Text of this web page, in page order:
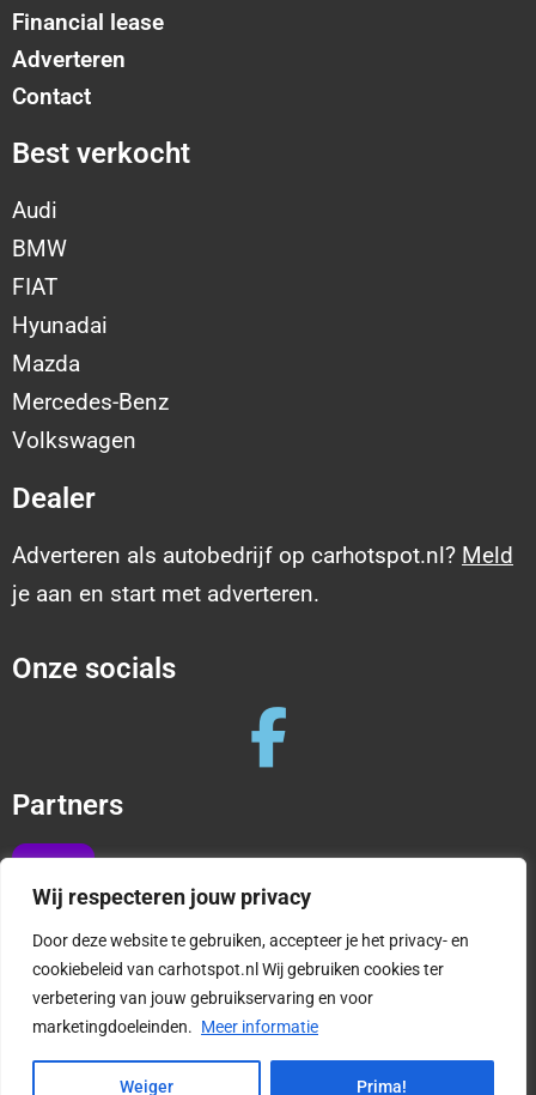
Wij respecteren jouw privacy
Door deze website te gebruiken, accepteer je het privacy- en
cookiebeleid van carhotspot.nl Wij gebruiken cookies ter
verbetering van jouw gebruikservaring en voor
marketingdoeleinden. Meer informatie
Weiger Prima!
Financial lease
Adverteren
Contact
Best verkocht
Audi
BMW
FIAT
Hyunadai
Mazda
Mercedes-Benz
Volkswagen
Dealer
Adverteren als autobedrijf op carhotspot.nl? Meld
je aan en start met adverteren.
Onze socials
Partners
Copyright © 2025 CarHotspot |Privacy en cookies
|Algemene Voorwaarden